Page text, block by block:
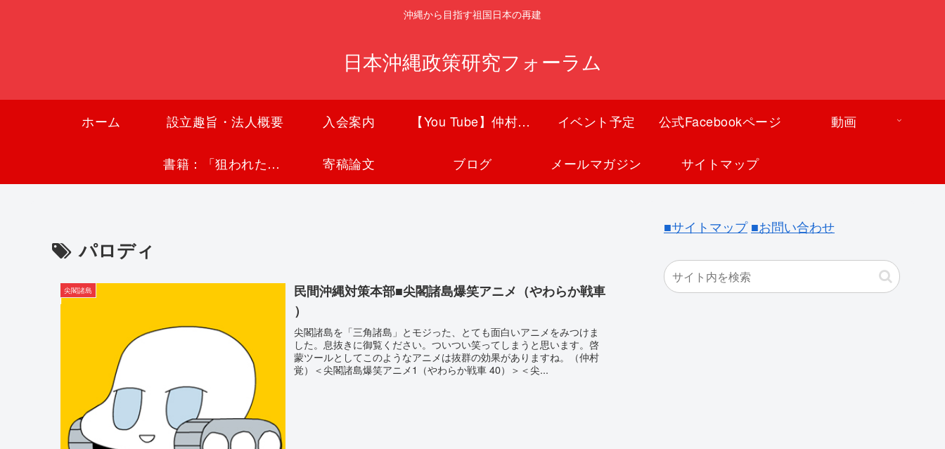
沖縄から目指す祖国日本の再建
日本沖縄政策研究フォーラム
ホーム 設立趣旨・法人概要 入会案内 【You Tube】仲村覚チャンネル イベント予定 公式Facebookページ 動画
書籍：「狙われた沖縄〜真実の沖縄史が日本を救う〜」 寄稿論文 ブログ メールマガジン サイトマップ
パロディ
尖閣諸島
民間沖縄対策本部■尖閣諸島爆笑アニメ（やわらか戦車
）
尖閣諸島を「三角諸島」とモジった、とても面白いアニメをみつけま
した。息抜きに御覧ください。ついつい笑ってしまうと思います。啓
蒙ツールとしてこのようなアニメは抜群の効果がありますね。（仲村
覚）＜尖閣諸島爆笑アニメ1（やわらか戦車 40）＞＜尖...
■サイトマップ ■お問い合わせ